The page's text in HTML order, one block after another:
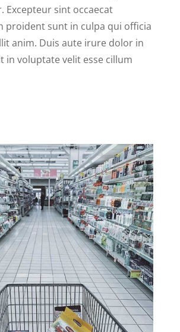
Excepteur sint occaecat
proident sunt in culpa qui officia
anim. Duis aute irure dolor in
in voluptate velit esse cillum